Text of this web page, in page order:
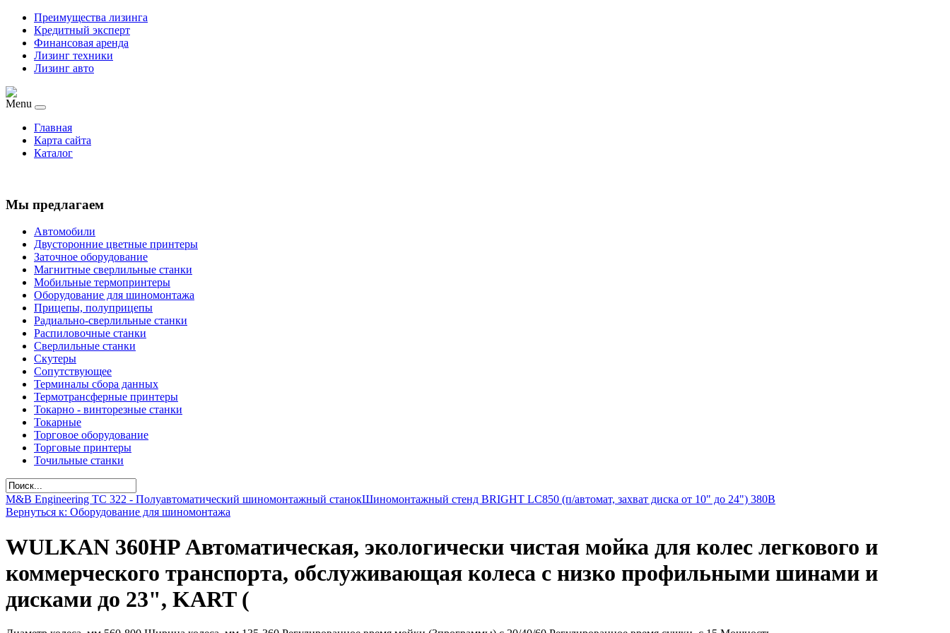
Преимущества лизинга
Кредитный эксперт
Финансовая аренда
Лизинг техники
Лизинг авто
Menu
Главная
Карта сайта
Каталог
Мы предлагаем
Автомобили
Двусторонние цветные принтеры
Заточное оборудование
Магнитные сверлильные станки
Мобильные термопринтеры
Оборудование для шиномонтажа
Прицепы, полуприцепы
Радиально-сверлильные станки
Распиловочные станки
Сверлильные станки
Скутеры
Сопутствующее
Терминалы сбора данных
Термотрансферные принтеры
Токарно - винторезные станки
Токарные
Торговое оборудование
Торговые принтеры
Точильные станки
M&B Engineering TС 322 - Полуавтоматический шиномонтажный станокШиномонтажный стенд BRIGHT LC850 (п/автомат, захват диска от 10" до 24") 380В
Вернуться к: Оборудование для шиномонтажа
WULKAN 360НP Автоматическая, экологически чистая мойка для колес легкового и
коммерческого транспорта, обслуживающая колеса с низко профильными шинами и
дисками до 23", KART (